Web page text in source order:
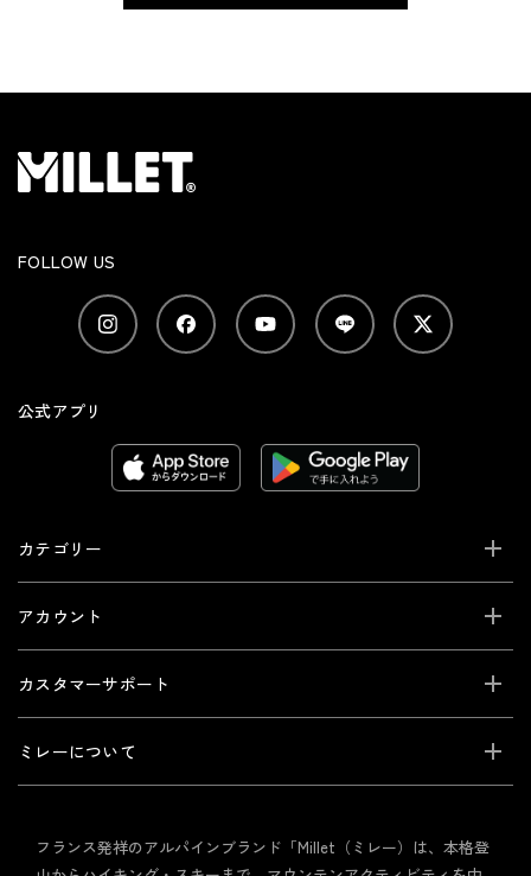
FOLLOW US
公式アプリ
カテゴリー
アカウント
カスタマーサポート
ミレーについて
フランス発祥のアルパインブランド「Millet（ミレー）は、本格登